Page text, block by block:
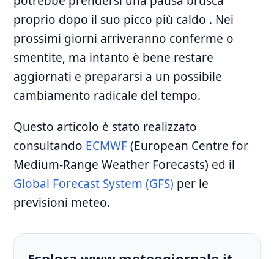
proprio dopo il suo picco più caldo . Nei
prossimi giorni arriveranno conferme o
smentite, ma intanto è bene restare
aggiornati e prepararsi a un possibile
cambiamento radicale del tempo.
Questo articolo è stato realizzato
consultando ECMWF(European Centre for
Medium-Range Weather Forecasts) ed il
Global Forecast System (GFS) per le
previsioni meteo.